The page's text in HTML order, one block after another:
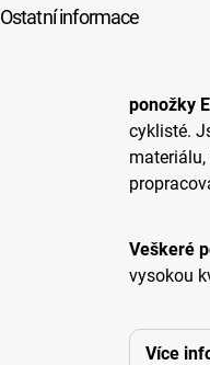
Ostatní informace
ponožky
cyklisté.
Veškeré
vysokou
Více